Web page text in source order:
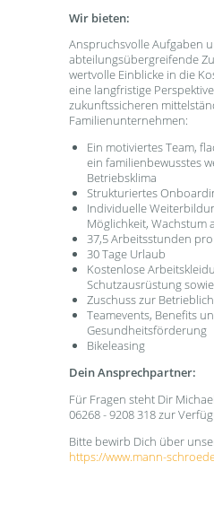
Wir bieten:
Anspruchsvolle Aufgaben
abteilungsübergreifende
wertvolle Einblicke in die
eine langfristige
zukunftssicheren
Familienunternehmen:
Ein motiviertes Team,
ein familienbewusstes
Betriebsklima
Strukturiertes
Individuelle
Möglichkeit, Wachstum
37,5 Arbeitsstunden
30 Tage Urlaub
Kostenlose
Schutzausrüstung
Zuschuss zur
Teamevents, Benefits
Gesundheitsförderung
Bikeleasing
Dein Ansprechpartner:
Für Fragen steht Dir
06268 - 9208 318 zur
Bitte bewirb Dich über
https://www.mann-